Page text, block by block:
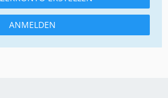
ANMELDEN